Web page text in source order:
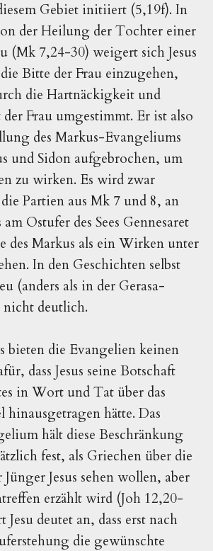
Gebiet initiiert (5,19f). In
der Heilung der Tochter einer
(Mk 7,24-30) weigert sich Jesus
Bitte der Frau einzugehen,
die Hartnäckigkeit und
Frau umgestimmt. Er ist also
des Markus-Evangeliums
und Sidon aufgebrochen, um
zu wirken. Es wird zwar
Partien aus Mk 7 und 8, an
am Ostufer des Sees Gennesaret
des Markus als ein Wirken unter
In den Geschichten selbst
(anders als in der Gerasa-
nicht deutlich.
bieten die Evangelien keinen
dass Jesus seine Botschaft
in Wort und Tat über das
hinausgetragen hätte. Das
hält diese Beschränkung
fest, als Griechen über die
Jesus sehen wollen, aber
erzählt wird (Joh 12,20-
deutet an, dass erst nach
die gewünschte